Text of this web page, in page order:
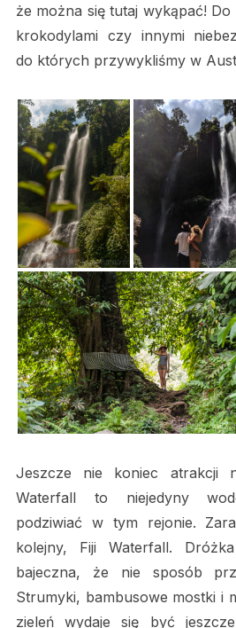
że można się tutaj wykąpać!
krokodylami czy innymi
do których przywykliśmy w
Jeszcze nie koniec atrakcji
Waterfall to niejedyny
podziwiać w tym rejonie.
kolejny, Fiji Waterfall.
bajeczna, że nie sposób
Strumyki, bambusowe mostki i
zieleń wydaje się być